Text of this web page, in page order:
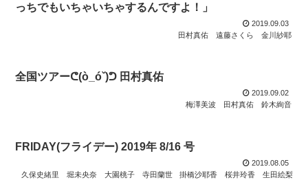
っちでもいちゃいちゃするんですよ！」
2019.09.03
田村真佑
遠藤さくら 金川紗耶
全国ツアーᕦ(ò_óˇ)ᕤ 田村真佑
2019.09.02
梅澤美波
田村真佑 鈴木絢音
FRIDAY(フライデー) 2019年 8/16 号
2019.08.05
久保史緒里
堀未央奈 大園桃子 寺田蘭世 掛橋沙耶香 桜井玲香
生田絵梨